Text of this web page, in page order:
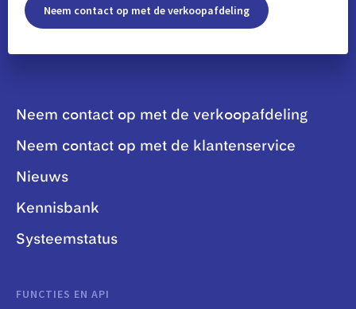
Neem contact op met de verkoopafdeling
Neem contact op met de verkoopafdeling
Neem contact op met de klantenservice
Nieuws
Kennisbank
Systeemstatus
FUNCTIES EN API